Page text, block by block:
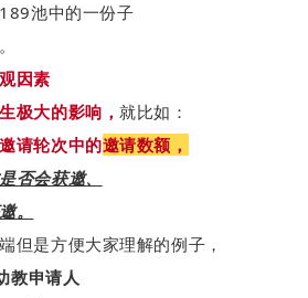
池中的一份子
因素
极大的影响，就比如：
请轮次中的邀请数额，
否会获邀、
。
但是方便大家理解的例子，
教申请人